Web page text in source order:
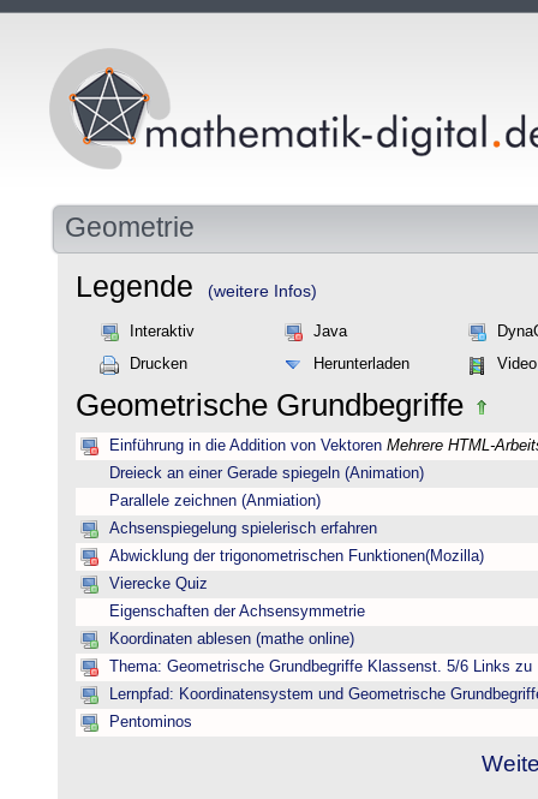
Geometrie
Legende (weitere Infos)
Interaktiv Java
Drucken
Herunterladen Video
Geometrische Grundbegriffe
Einführung in die Addition von Vektoren Mehrere HTML-
Dreieck an einer Gerade spiegeln (Animation)
Parallele zeichnen (Anmiation)
Achsenspiegelung spielerisch erfahren
Abwicklung der trigonometrischen Funktionen(Mozilla)
Vierecke Quiz
Eigenschaften der Achsensymmetrie
Koordinaten ablesen (mathe online)
Thema: Geometrische Grundbegriffe Klassenst. 5/6 Links
Lernpfad: Koordinatensystem und Geometrische
Pentominos